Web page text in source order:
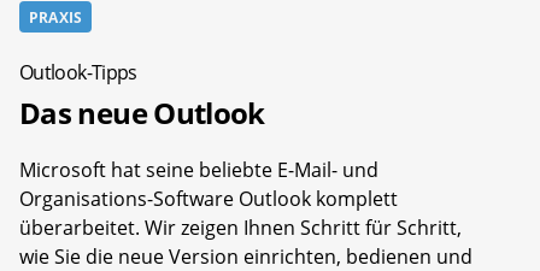
PRAXIS
Outlook-Tipps
Das neue Outlook
Microsoft hat seine beliebte E-Mail- und
Organisations-Software Outlook komplett
überarbeitet. Wir zeigen Ihnen Schritt für Schritt,
wie Sie die neue Version einrichten, bedienen und